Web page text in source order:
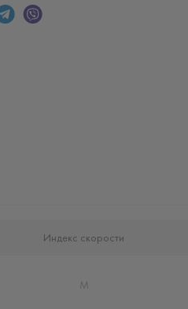
Индекс скорости
M